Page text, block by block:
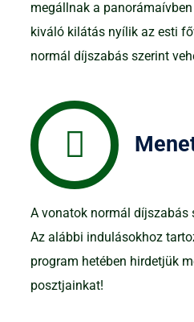
megállnak a
kiváló kilátás nyílik az esti
normál díjszabás szerint
A vonatok normál díjszabás
Az alábbi indulásokhoz
program hetében hirdetjük
posztjainkat!